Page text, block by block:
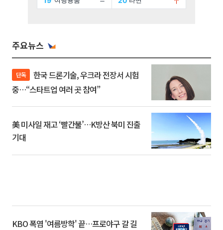
주요뉴스
단독
중…“스타트업 여러 곳 참여”
美 미사일 재고 ‘빨간불’…K방산 북미 진출
기대
KBO 폭염 '여름방학' 끝…프로야구 갈 길